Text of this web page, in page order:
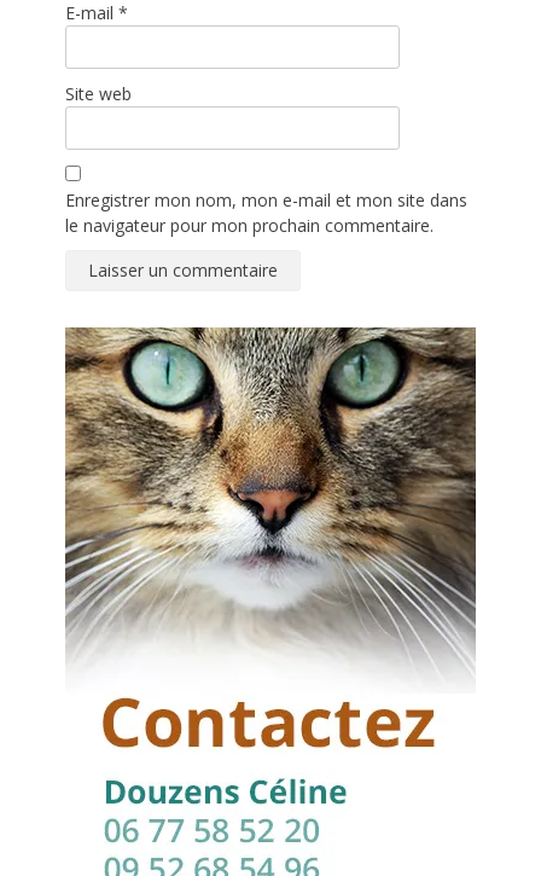
E-mail *
Site web
Enregistrer mon nom, mon e-mail et mon site dans
le navigateur pour mon prochain commentaire.